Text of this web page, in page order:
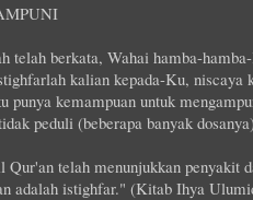
telah berkata, Wahai hamba-
kalian kepada-Ku, niscaya
punya kemampuan untuk
peduli (beberapa banyak
telah menunjukkan penyakit
adalah istighfar." (Kitab Ihya